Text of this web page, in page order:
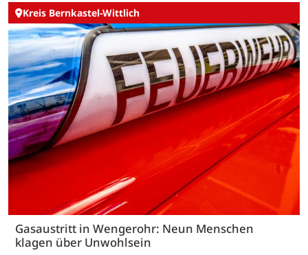
Kreis Bernkastel-Wittlich
Gasaustritt in Wengerohr: Neun Menschen
klagen über Unwohlsein